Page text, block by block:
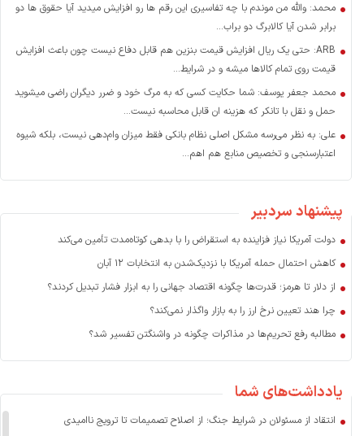
محمد: والله من موندم با چه تفاسیری این رقم ها رو افزایش میدید آیا حقوق ها دو
برابر شدن آیا کالابرگ دو براب...
ARB: حتی یک ریال افزایش قیمت بنزین هم قابل دفاع نیست چون باعث افزایش
قیمت روی تمام کالاها میشه و در شرایط...
محمد جعفر یوسف: شما حکایت کسی که به مرگ خود و ضرر دیگران راضی میشوید
حمل و نقل با تانکر که هزینه ان قابل محاسبه نیست...
علی: به نظر می‌رسه مشکل اصلی نظام بانکی فقط میزان وام‌دهی نیست، بلکه شیوه
اعتبارسنجی و تخصیص منابع هم اهم...
پیشنهاد سردبیر
دولت آمریکا نیاز فزاینده به استقراض را با بدهی کوتاه‌مدت تأمین می‌کند
کاهش احتمال حمله آمریکا با نزدیک‌شدن به انتخابات ۱۲ آبان
از دلار تا هرمز؛ قدرت‌ها چگونه اقتصاد جهانی را به ابزار فشار تبدیل کردند؟
چرا هند تعیین نرخ ارز را به بازار واگذار نمی‌کند؟
مطالبه رفع تحریم‌ها در مذاکرات چگونه در واشنگتن تفسیر شد؟
یادداشت‌های شما
انتقاد از مسئولان در شرایط جنگ؛ از اصلاح تصمیمات تا ترویج ناامیدی